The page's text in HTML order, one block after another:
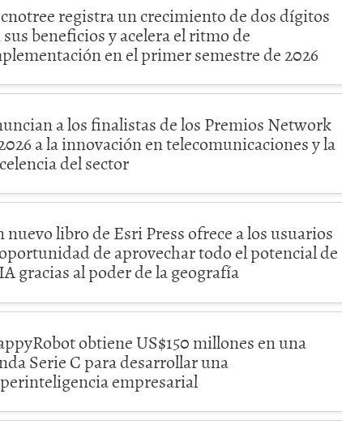
registra un crecimiento de dos dígitos
beneficios y acelera el ritmo de
en el primer semestre de 2026
a los finalistas de los Premios Network
a la innovación en telecomunicaciones y la
del sector
nuevo libro de Esri Press ofrece a los usuarios
de aprovechar todo el potencial de
gracias al poder de la geografía
obtiene US$150 millones en una
Serie C para desarrollar una
empresarial